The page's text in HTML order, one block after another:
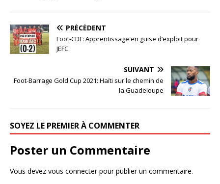
PRÉCÉDENT
Foot-CDF: Apprentissage en guise d’exploit pour
JEFC
SUIVANT
Foot-Barrage Gold Cup 2021: Haïti sur le chemin de
la Guadeloupe
SOYEZ LE PREMIER À COMMENTER
Poster un Commentaire
Vous devez vous connecterpour publier un commentaire.